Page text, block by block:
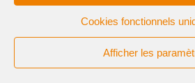
Cookies fonctionnels
Afficher les
© 2026 INDR.